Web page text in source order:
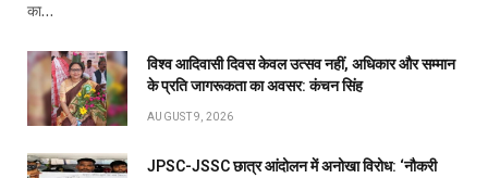
का…
विश्व आदिवासी दिवस केवल उत्सव नहीं, अधिकार और सम्मान
के प्रति जागरूकता का अवसर: कंचन सिंह
AUGUST 9, 2026
JPSC-JSSC छात्र आंदोलन में अनोखा विरोध: ‘नौकरी